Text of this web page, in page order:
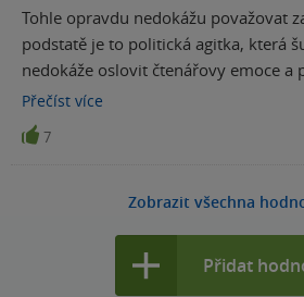
Tohle opravdu nedokážu považovat
podstatě je to politická agitka, která
nedokáže oslovit čtenářovy emoce a
nepravděpodobný děj, orámovaný
přemoudřelými žvanícími kocoury. I
angažovaná kniha se dá napsat
musí mít 752 stran. K. Marx
jsem po přečtení daroval někomu,
více ocení než já.
Přečíst více
7
Zobrazit všechna
Přidat